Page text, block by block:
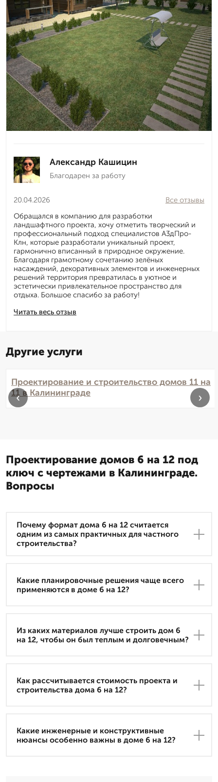
Александр Кашицин
Благодарен за работу
20.04.2026
Читать весь отзыв
Все отзывы
Обращался в компанию для разработки
ландшафтного проекта, хочу отметить творческий и
профессиональный подход специалистов А3дПро-
Клн, которые разработали уникальный проект,
гармонично вписанный в природное окружение.
Благодаря грамотному сочетанию зелёных
насаждений, декоративных элементов и инженерных
решений территория превратилась в уютное и
эстетически привлекательное пространство для
отдыха. Большое спасибо за работу!
Другие услуги
Проектирование и строительство домов 11 на
11 в Калининграде
‹ ›
Проектирование домов 6 на 12 под
ключ с чертежами в Калининграде.
Вопросы
Почему формат дома 6 на 12 считается
одним из самых практичных для частного
строительства?
Какие планировочные решения чаще всего
применяются в доме 6 на 12?
Из каких материалов лучше строить дом 6
на 12, чтобы он был теплым и долговечным?
Как рассчитывается стоимость проекта и
строительства дома 6 на 12?
Какие инженерные и конструктивные
нюансы особенно важны в доме 6 на 12?